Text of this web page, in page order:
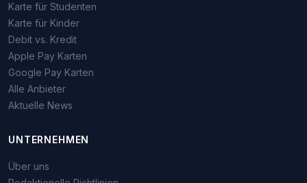
Karte für Studenten
Karte für Kinder
Debit vs. Kredit
Apple Pay Karten
Google Pay Karten
Alle Anbieter
Aktuelle News
UNTERNEHMEN
Über uns